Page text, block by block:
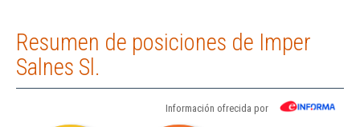
Resumen de posiciones de Imper
Salnes Sl.
Información ofrecida por